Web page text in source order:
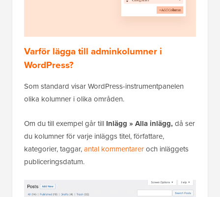
Varför lägga till adminkolumner i
WordPress?
Som standard visar WordPress-instrumentpanelen
olika kolumner i olika områden.
Om du till exempel går till Inlägg »Alla inlägg,då ser
du kolumner för varje inläggs titel, författare,
kategorier, taggar,antal kommentareroch inläggets
publiceringsdatum.